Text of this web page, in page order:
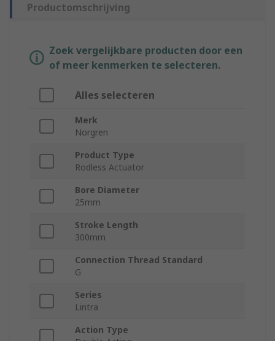
Productomschrijving
Zoek vergelijkbare producten door een
of meer kenmerken te selecteren.
Alles selecteren
Merk
Norgren
Product Type
Rodless Actuator
Bore Diameter
25mm
Stroke Length
300mm
Connection Thread Standard
G
Series
Lintra
Action Type